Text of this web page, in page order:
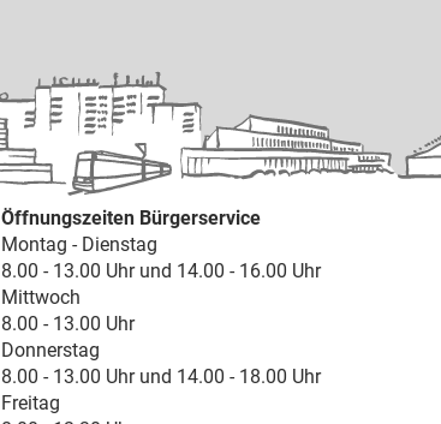
Öffnungszeiten Bürgerservice
Montag - Dienstag
8.00 - 13.00 Uhr und 14.00 - 16.00 Uhr
Mittwoch
8.00 - 13.00 Uhr
Donnerstag
8.00 - 13.00 Uhr und 14.00 - 18.00 Uhr
Freitag